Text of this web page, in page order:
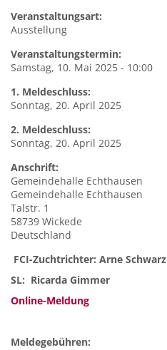
Veranstaltungsart:
Ausstellung
Veranstaltungstermin:
Samstag, 10. Mai 2025 - 10:00
1. Meldeschluss:
Sonntag, 20. April 2025
2. Meldeschluss:
Sonntag, 20. April 2025
Anschrift:
Gemeindehalle Echthausen
Gemeindehalle Echthausen
Talstr. 1
58739 Wickede
Deutschland
FCI-Zuchtrichter: Arne Schwarz
SL: Ricarda Gimmer
Online-Meldung
Meldegebühren: